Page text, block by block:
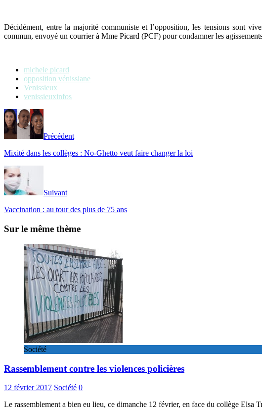
Décidément, entre la majorité communiste et l’opposition, les tensions sont
commun, envoyé un courrier à Mme Picard (PCF) pour condamner les
michele picard
opposition vénissiane
Venissieux
venissieuxinfos
Précédent
Mixité dans les collèges : No-Ghetto veut faire changer la loi
Suivant
Vaccination : au tour des plus de 75 ans
Sur le même thème
Société
Rassemblement contre les violences policières
12 février 2017 Société 0
Le rassemblement a bien eu lieu, ce dimanche 12 février, en face du collège Elsa